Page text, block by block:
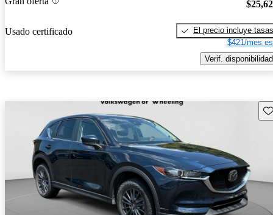
Usado certificado
El precio incluye tasas
$421/mes
Verif. disponibilidad